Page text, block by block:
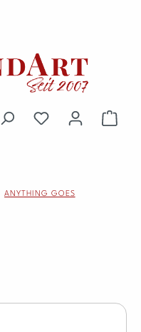
Du hast 0 Produkte
ANYTHING GOES